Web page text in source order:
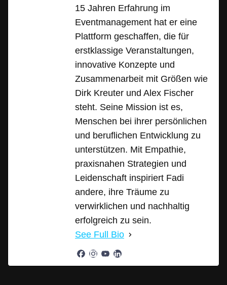
15 Jahren Erfahrung im
Eventmanagement hat er eine
Plattform geschaffen, die für
erstklassige Veranstaltungen,
innovative Konzepte und
Zusammenarbeit mit Größen wie
Dirk Kreuter und Alex Fischer
steht. Seine Mission ist es,
Menschen bei ihrer persönlichen
und beruflichen Entwicklung zu
unterstützen. Mit Empathie,
praxisnahen Strategien und
Leidenschaft inspiriert Fadi
andere, ihre Träume zu
verwirklichen und nachhaltig
erfolgreich zu sein.
See Full Bio